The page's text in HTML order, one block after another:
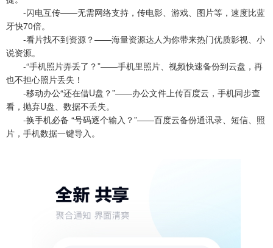
-闪电互传――无需网络支持，传电影、游戏、图片等，速度比蓝
牙快70倍。
-看片找不到资源？――海量资源达人为你带来热门优质影视、小
说资源。
-“手机照片弄丢了？”――手机里照片、视频快速备份到云盘，再
也不担心照片丢失！
-移动办公“还在借U盘？”――办公文件上传百度云，手机同步查
看，抛弃U盘、数据不丢失。
-换手机必备 “号码逐个输入？”――百度云备份通讯录、短信、照
片，手机数据一键导入。